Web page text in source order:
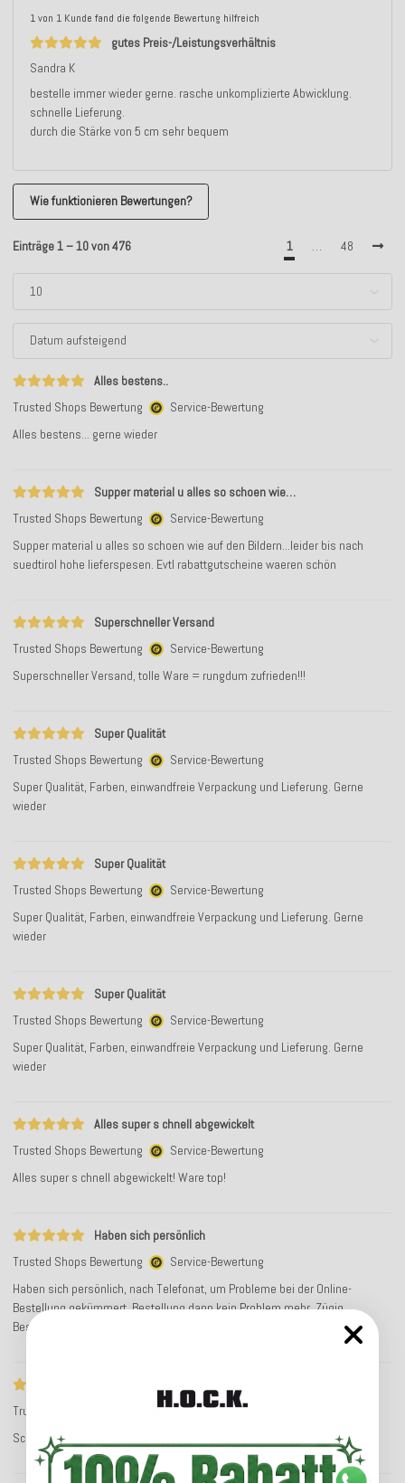
1 von 1 Kunde fand die folgende Bewertung hilfreich
gutes Preis-/Leistungsverhältnis
Sandra K
bestelle immer wieder gerne. rasche unkomplizierte Abwicklung.
schnelle Lieferung.
durch die Stärke von 5 cm sehr bequem
Wie funktionieren Bewertungen?
Einträge 1 – 10 von 476 1 … 48
Alles bestens..
Trusted Shops Bewertung
Service-Bewertung
Alles bestens... gerne wieder
Supper material u alles so schoen wie…
Trusted Shops Bewertung
Service-Bewertung
Supper material u alles so schoen wie auf den Bildern...leider bis nach
suedtirol hohe lieferspesen. Evtl rabattgutscheine waeren schön
Superschneller Versand
Trusted Shops Bewertung
Service-Bewertung
Superschneller Versand, tolle Ware = rungdum zufrieden!!!
Super Qualität
Trusted Shops Bewertung
Service-Bewertung
Super Qualität, Farben, einwandfreie Verpackung und Lieferung. Gerne
wieder
Super Qualität
Trusted Shops Bewertung
Service-Bewertung
Super Qualität, Farben, einwandfreie Verpackung und Lieferung. Gerne
wieder
Super Qualität
Trusted Shops Bewertung
Service-Bewertung
Super Qualität, Farben, einwandfreie Verpackung und Lieferung. Gerne
wieder
Alles super s chnell abgewickelt
Trusted Shops Bewertung
Service-Bewertung
Alles super s chnell abgewickelt! Ware top!
Haben sich persönlich
Trusted Shops Bewertung
Service-Bewertung
Haben sich persönlich, nach Telefonat, um Probleme bei der Online-
Bestellung gekümmert. Bestellung dann kein Problem mehr. Zügig
Bestellung erledigt und abgeschickt.
Trusted Shops Bewertung
Service-Bewertung
Schnelle Lieferung